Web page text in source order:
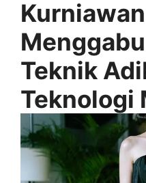
Kurniawan
Teknik
Teknologi